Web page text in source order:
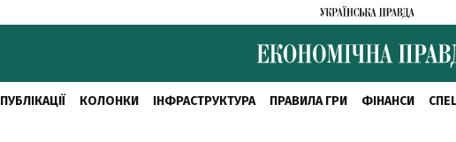
ПУБЛІКАЦІЇ КОЛОНКИ ІНФРАСТРУКТУРА ПРАВИЛА ГРИ ФІНАНСИ